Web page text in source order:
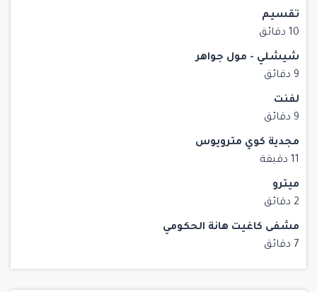
تقسيم
10 دقائق
شيشلي - مول جواهر
9 دقائق
لفنت
9 دقائق
مجدية كوي مترويوس
11 دقيقة
ميترو
2 دقائق
مشفى كاغيت هانة الحكومي
7 دقائق